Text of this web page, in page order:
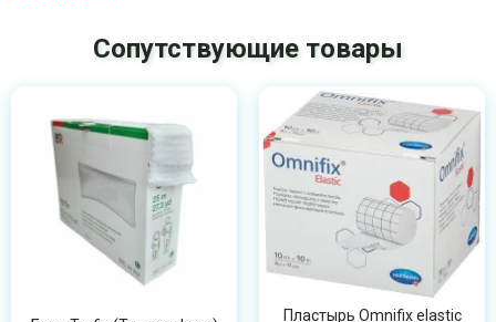
Сопутствующие товары
Пластырь Omnifix elastic